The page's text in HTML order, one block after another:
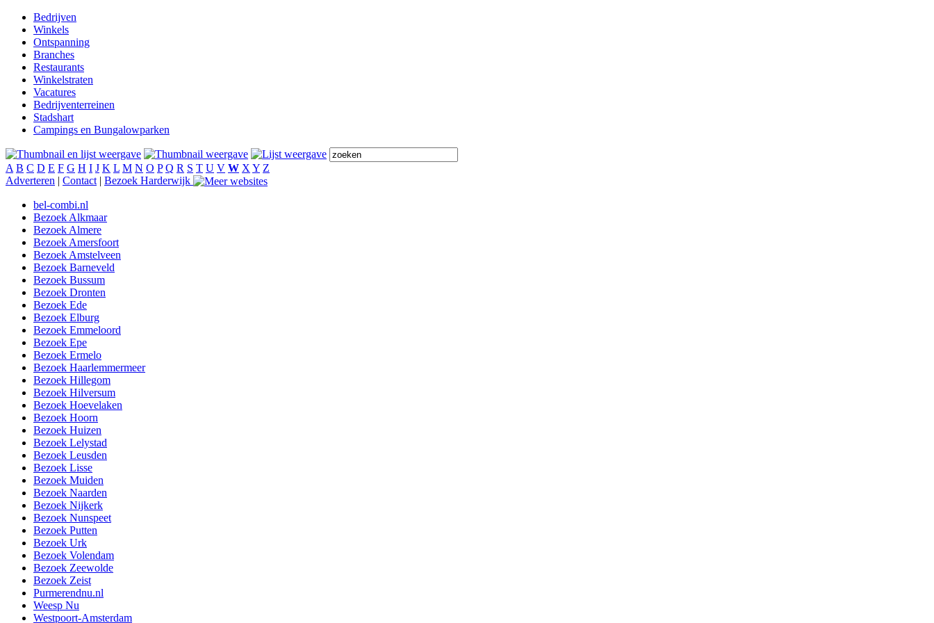
Bedrijven
Winkels
Ontspanning
Branches
Restaurants
Winkelstraten
Vacatures
Bedrijventerreinen
Stadshart
Campings en Bungalowparken
A B C D E F G H I J K L M N O P Q R S T U V W X Y Z
Adverteren | Contact | Bezoek Harderwijk
bel-combi.nl
Bezoek Alkmaar
Bezoek Almere
Bezoek Amersfoort
Bezoek Amstelveen
Bezoek Barneveld
Bezoek Bussum
Bezoek Dronten
Bezoek Ede
Bezoek Elburg
Bezoek Emmeloord
Bezoek Epe
Bezoek Ermelo
Bezoek Haarlemmermeer
Bezoek Hillegom
Bezoek Hilversum
Bezoek Hoevelaken
Bezoek Hoorn
Bezoek Huizen
Bezoek Lelystad
Bezoek Leusden
Bezoek Lisse
Bezoek Muiden
Bezoek Naarden
Bezoek Nijkerk
Bezoek Nunspeet
Bezoek Putten
Bezoek Urk
Bezoek Volendam
Bezoek Zeewolde
Bezoek Zeist
Purmerendnu.nl
Weesp Nu
Westpoort-Amsterdam